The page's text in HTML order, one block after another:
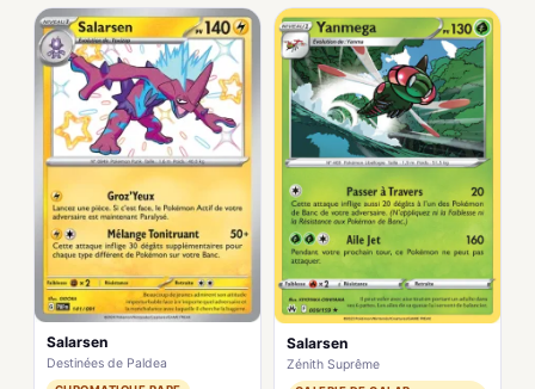
Salarsen
Destinées de Paldea
Salarsen
Zénith Suprême